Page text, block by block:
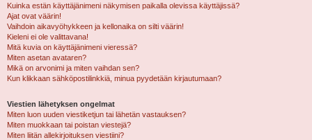
Kuinka estän käyttäjänimeni näkymisen paikalla olevissa käyttäjissä?
Ajat ovat väärin!
Vaihdoin aikavyöhykkeen ja kellonaika on silti väärin!
Kieleni ei ole valittavana!
Mitä kuvia on käyttäjänimeni vieressä?
Miten asetan avataren?
Mikä on arvonimi ja miten vaihdan sen?
Kun klikkaan sähköpostilinkkiä, minua pyydetään kirjautumaan?
Viestien lähetyksen ongelmat
Miten luon uuden viestiketjun tai lähetän vastauksen?
Miten muokkaan tai poistan viestejä?
Miten liitän allekirjoituksen viestiini?